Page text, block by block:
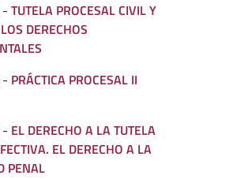
-TUTELA PROCESAL CIVIL Y
DERECHOS
PRÁCTICA PROCESAL II
EL DERECHO A LA TUTELA
EL DERECHO A LA
PENAL